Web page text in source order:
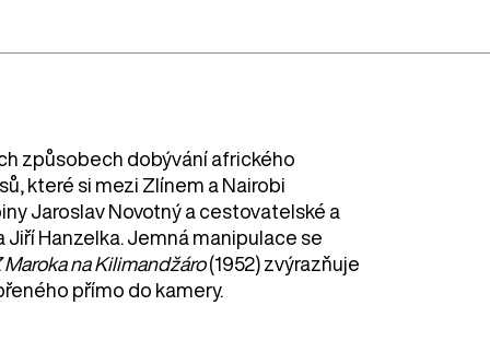
způsobech dobývání afrického
které si mezi Zlínem a Nairobi
Jaroslav Novotný a cestovatelské a
Jiří Hanzelka. Jemná manipulace se
Maroka na Kilimandžáro(1952) zvýrazňuje
přímo do kamery.